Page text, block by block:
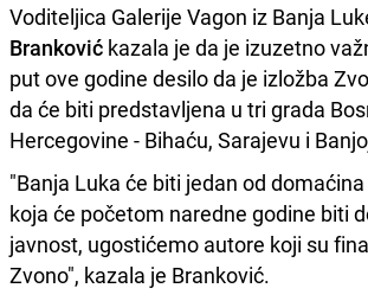
Voditeljica Galerije Vagon iz Banja
Branković kazala je da je izuzetno
put ove godine desilo da je izložba
da će biti predstavljena u tri grada
Hercegovine - Bihaću, Sarajevu i
"Banja Luka će biti jedan od
koja će početom naredne godine biti
javnost, ugostićemo autore koji su
Zvono", kazala je Branković.